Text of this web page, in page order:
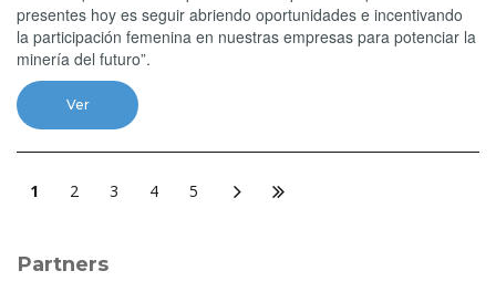
presentes hoy es seguir abriendo oportunidades e incentivando
la participación femenina en nuestras empresas para potenciar la
minería del futuro”.
Ver
1 2 3 4 5
Partners